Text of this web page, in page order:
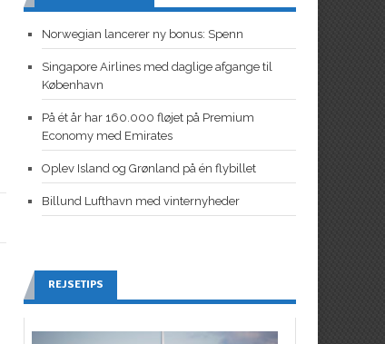
Norwegian lancerer ny bonus: Spenn
Singapore Airlines med daglige afgange til
København
På ét år har 160.000 fløjet på Premium
Economy med Emirates
Oplev Island og Grønland på én flybillet
Billund Lufthavn med vinternyheder
REJSETIPS